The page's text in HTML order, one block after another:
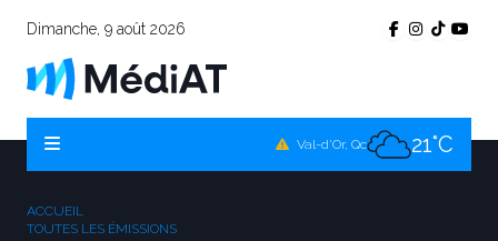
Dimanche, 9 août 2026
Val-d'Or, Qc 21°C
ACCUEIL
TOUTES LES ÉMISSIONS